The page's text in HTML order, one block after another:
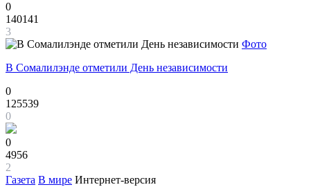
0
140141
3
Фото
В Сомалилэнде отметили День независимости
0
125539
0
0
4956
2
Газета В мире Интернет-версия